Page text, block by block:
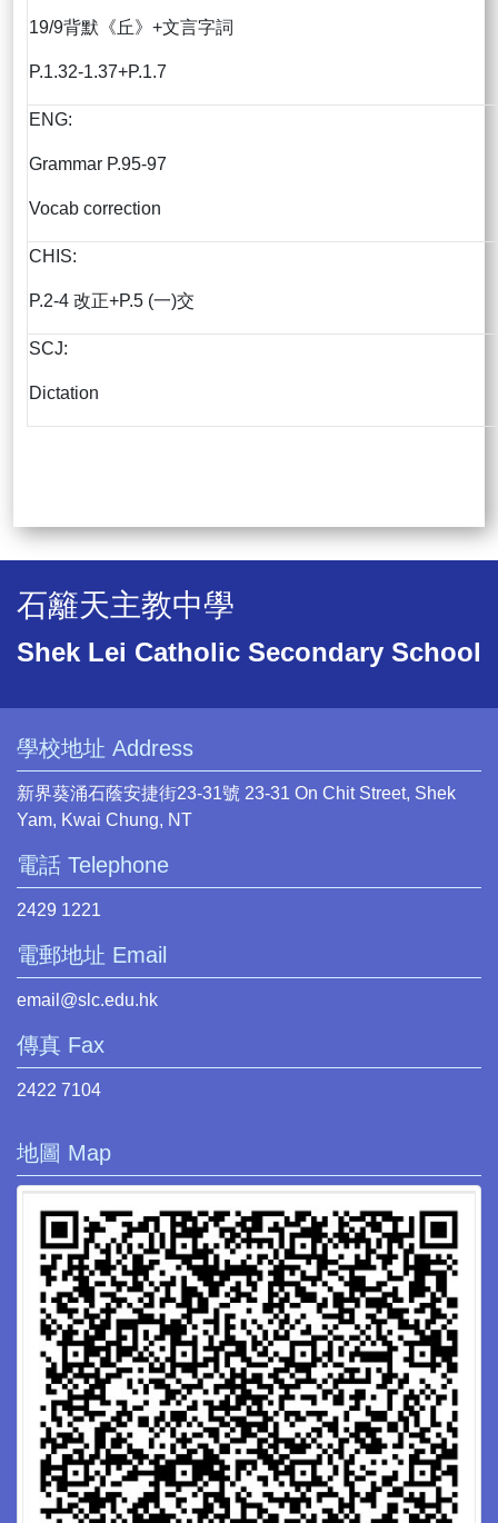
19/9背默《丘》+文言字詞
P.1.32-1.37+P.1.7
ENG:
Grammar P.95-97
Vocab correction
CHIS:
P.2-4 改正+P.5 (一)交
SCJ:
Dictation
石籬天主教中學
Shek Lei Catholic Secondary School
學校地址 Address
新界葵涌石蔭安捷街23-31號 23-31 On Chit Street, Shek
Yam, Kwai Chung, NT
電話 Telephone
2429 1221
電郵地址 Email
email@slc.edu.hk
傳真 Fax
2422 7104
地圖 Map